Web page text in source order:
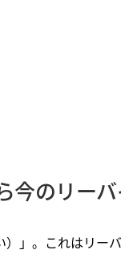
今のリー
」。これはリー